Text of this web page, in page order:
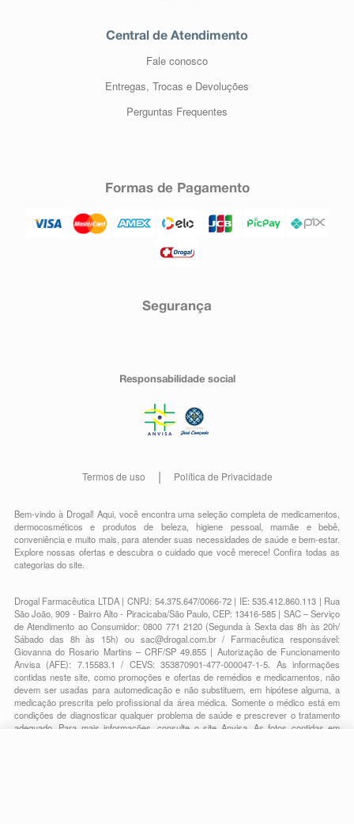
Central de Atendimento
Fale conosco
Entregas, Trocas e Devoluções
Perguntas Frequentes
Formas de Pagamento
Segurança
Responsabilidade social
Termos de uso Política de Privacidade
Bem-vindo à Drogal! Aqui, você encontra uma seleção completa demedicamentos
dermocosméticos e produtos de beleza,higiene pessoal,mamãe e bebê
conveniênciae muito mais, para atender suas necessidades de saúde e bem-estar.
Explore nossas ofertas e descubra o cuidado que você merece!Confira todas as
categorias do site.
Drogal Farmacêutica LTDA | CNPJ: 54.375.647/0066-72 | IE: 535.412.860.113 | Rua
São João, 909 - Bairro Alto - Piracicaba/São Paulo, CEP: 13416-585 | SAC – Serviço
de Atendimento ao Consumidor: 0800 771 2120 (Segunda à Sexta das 8h às 20h/
Sábado das 8h às 15h) ou sac@drogal.com.br/ Farmacêutica responsável:
Giovanna do Rosario Martins – CRF/SP 49.855 | Autorização de Funcionamento
Anvisa (AFE): 7.15583.1 / CEVS: 353870901-477-000047-1-5. As informações
contidas neste site, como promoções e ofertas de remédios e medicamentos, não
devem ser usadas para automedicação e não substituem, em hipótese alguma, a
medicação prescrita pelo profissional da área médica. Somente o médico está em
condições de diagnosticar qualquer problema de saúde e prescrever o tratamento
adequado. Para mais informações, consulte o site Anvisa. As fotos contidas em